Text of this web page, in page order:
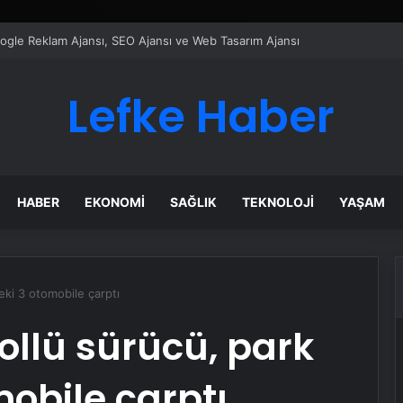
Dijital Taşımacılık Yazılımı
Lefke Haber
HABER EKONOMI SAĞLIK TEKNOLOJI YAŞAM
3 otomobile çarptı
sürücü, park